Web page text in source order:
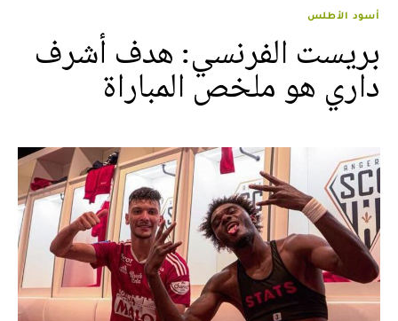
أسود الأطلس
بريست الفرنسي: هدف أشرف
داري هو ملخص المباراة